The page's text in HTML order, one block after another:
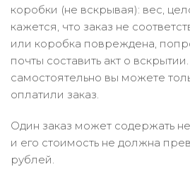
коробки (не вскрывая): вес,
кажется, что заказ не
или коробка повреждена,
почты составить акт о
самостоятельно вы можете
оплатили заказ.
Один заказ может содержать
и его стоимость не должна
рублей.